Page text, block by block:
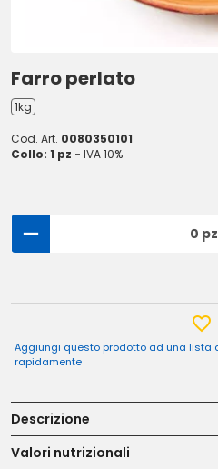
Farro perlato
1kg
Cod. Art. 0080350101
Collo: 1 pz - IVA 10%
0 pz
Aggiungi questo prodotto ad una lista
rapidamente
Descrizione
Valori nutrizionali